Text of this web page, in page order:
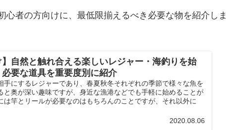
心者の方向けに、最低限揃えるべき必要な物を紹介しま
】自然と触れ合える楽しいレジャー・海釣りを始
要な道具を重要度別に紹介
手にするレジャーであり、春夏秋冬それぞれの季節で様々な魚を
と奥が深い趣味ですが、身近な漁港などでも手軽に始めることが
は竿とリールが必要なのはもちろんのことですが、それ以外に
2020.08.06